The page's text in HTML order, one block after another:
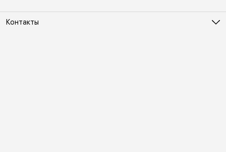
Контакты